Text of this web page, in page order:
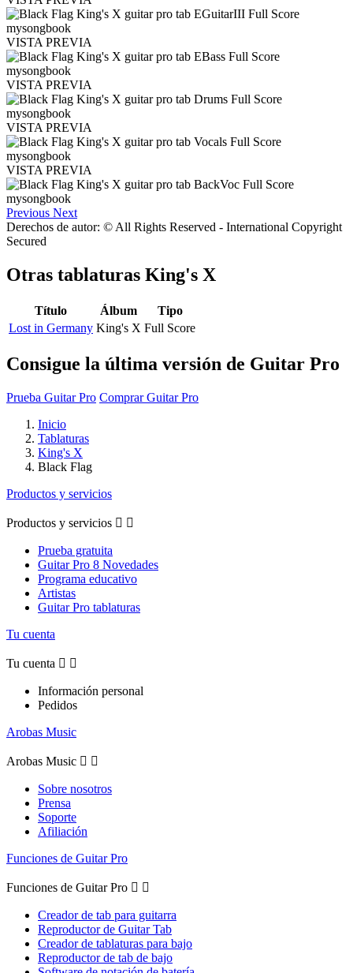
VISTA PREVIA
VISTA PREVIA
VISTA PREVIA
VISTA PREVIA
Previous Next
Derechos de autor: © All Rights Reserved - International Copyright
Secured
Otras tablaturas King's X
Título Álbum
Tipo
Lost in Germany King's X Full Score
Consigue la última versión de Guitar Pro
Prueba Guitar Pro Comprar Guitar Pro
Inicio
Tablaturas
King's X
Black Flag
Productos y servicios
Productos y servicios  
Prueba gratuita
Guitar Pro 8 Novedades
Programa educativo
Artistas
Guitar Pro tablaturas
Tu cuenta
Tu cuenta  
Información personal
Pedidos
Arobas Music
Arobas Music  
Sobre nosotros
Prensa
Soporte
Afiliación
Funciones de Guitar Pro
Funciones de Guitar Pro  
Creador de tab para guitarra
Reproductor de Guitar Tab
Creador de tablaturas para bajo
Reproductor de tab de bajo